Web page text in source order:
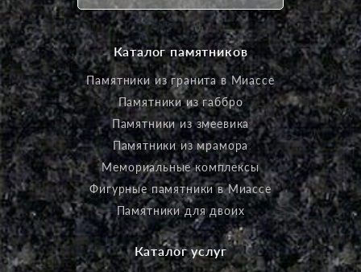
Каталог памятников
Памятники из гранита в Миассе
Памятники из габбро
Памятники из змеевика
Памятники из мрамора
Мемориальные комплексы
Фигурные памятники в Миассе
Памятники для двоих
Каталог услуг